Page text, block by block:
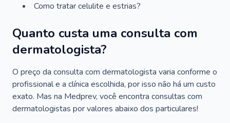
Como tratar celulite e estrias?
Quanto custa uma consulta com
dermatologista?
O preço da consulta com dermatologista varia conforme o
profissional e a clínica escolhida, por isso não há um custo
exato. Mas na Medprev, você encontra consultas com
dermatologistas por valores abaixo dos particulares!